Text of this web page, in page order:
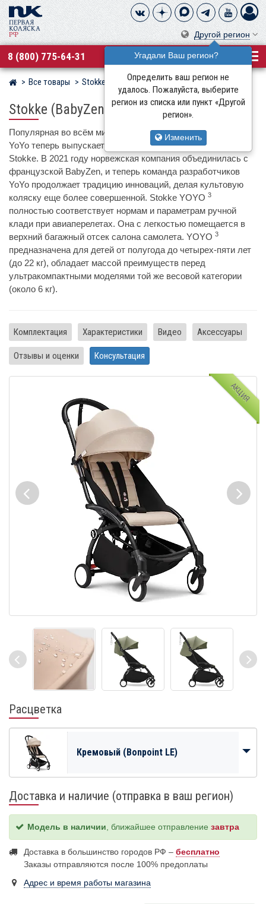
Другой регион
Угадали Ваш регион?
Определить ваш регион не
удалось. Пожалуйста, выберите
регион из списка или пункт «Другой
регион».
Изменить
8 (800) 775-64-31
Магазин детских колясок
Все товары Stokke
Stokke (BabyZen) YOYO3 Black 6+
Популярная во всём мире прогулочная коляска BabyZen
YoYo теперь выпускается под премиальным брендом
Stokke. В 2021 году норвежская компания объединилась с
французской BabyZen, и теперь команда разработчиков
YoYo продолжает традицию инноваций, делая культовую
коляску еще более совершенной. Stokke YOYO 3
полностью соответствует нормам и параметрам ручной
клади при авиаперелетах. Она с легкостью помещается в
верхний багажный отсек салона самолета. YOYO 3
предназначена для детей от полугода до четырех-пяти лет
(до 22 кг), обладает массой преимуществ перед
ультракомпактными моделями той же весовой категории
(около 6 кг).
Комплектация Характеристики Видео Аксессуары
Отзывы и оценки Консультация
АКЦИЯ
Расцветка
Кремовый (Bonpoint LE)
Доставка и наличие (отправка в ваш регион)
Модель в наличии , ближайшее отправление завтра
Доставка в большинство городов РФ – бесплатно
Заказы отправляются после 100% предоплаты
Адрес и время работы магазина